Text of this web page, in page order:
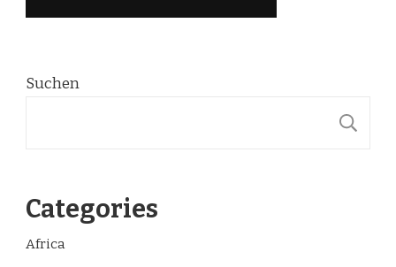
Suchen
Categories
Africa